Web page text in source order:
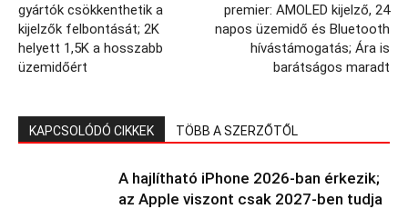
gyártók csökkenthetik a
kijelzők felbontását; 2K
helyett 1,5K a hosszabb
üzemidőért
premier: AMOLED kijelző, 24
napos üzemidő és Bluetooth
hívástámogatás; Ára is
barátságos maradt
KAPCSOLÓDÓ CIKKEK TÖBB A SZERZŐTŐL
A hajlítható iPhone 2026-ban érkezik;
az Apple viszont csak 2027-ben tudja